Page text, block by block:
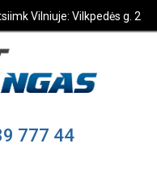
Vilniuje: Vilkpedės g. 2
777 44